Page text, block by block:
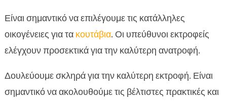
Είναι σημαντικό να επιλέγουμε τις κατάλληλες
οικογένειες για τα κουτάβια. Οι υπεύθυνοι εκτροφείς
ελέγχουν προσεκτικά για την καλύτερη ανατροφή.
Δουλεύουμε σκληρά για την καλύτερη εκτροφή. Είναι
σημαντικό να ακολουθούμε τις βέλτιστες πρακτικές και